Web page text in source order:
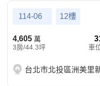
114-06 12樓
4,605 萬
3房/44.3坪
車
台北市北投區洲美里